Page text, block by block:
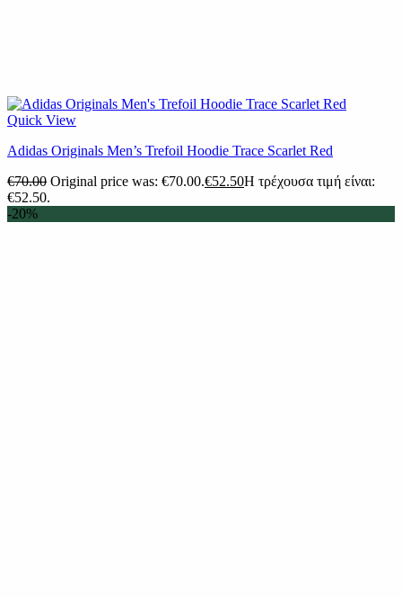
Quick View
Adidas Originals Men’s Trefoil Hoodie Trace Scarlet Red
€70.00 Original price was: €70.00.€52.50Η τρέχουσα τιμή είναι:
€52.50.
-20%